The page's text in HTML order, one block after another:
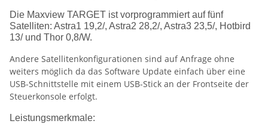
Die Maxview TARGET ist vorprogrammiert auf fünf
Satelliten: Astra1 19,2/, Astra2 28,2/, Astra3 23,5/, Hotbird
13/ und Thor 0,8/W.
Andere Satellitenkonfigurationen sind auf Anfrage ohne
weiters möglich da das Software Update einfach über eine
USB-Schnittstelle mit einem USB-Stick an der Frontseite der
Steuerkonsole erfolgt.
Leistungsmerkmale: